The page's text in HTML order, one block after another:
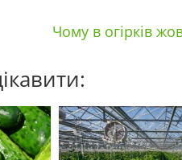
Чому в огірків